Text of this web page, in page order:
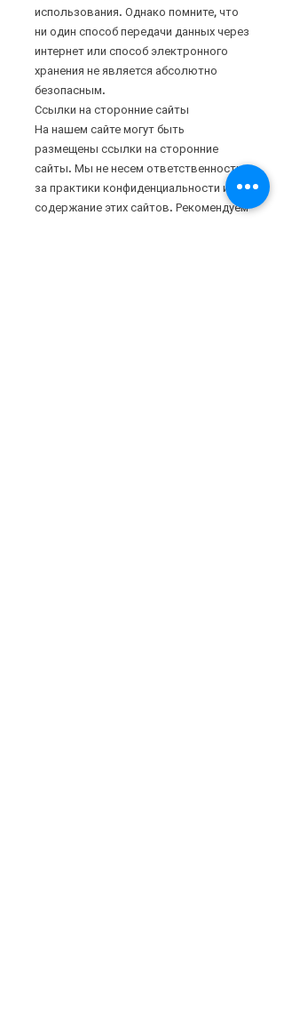
использования. Однако помните, что
ни один способ передачи данных через
интернет или способ электронного
хранения не является абсолютно
безопасным.
Ссылки на сторонние сайты
На нашем сайте могут быть
размещены ссылки на сторонние
сайты. Мы не несем ответственности
за практики конфиденциальности или
содержание этих сайтов. Рекомендуем